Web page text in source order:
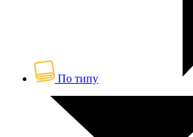
По типу